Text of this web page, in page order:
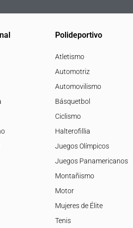
Polideportivo
Atletismo
Automotriz
Automovilismo
Básquetbol
Ciclismo
Halterofillia
Juegos Olímpicos
Juegos Panamericanos
Montañismo
Motor
Mujeres de Élite
Tenis